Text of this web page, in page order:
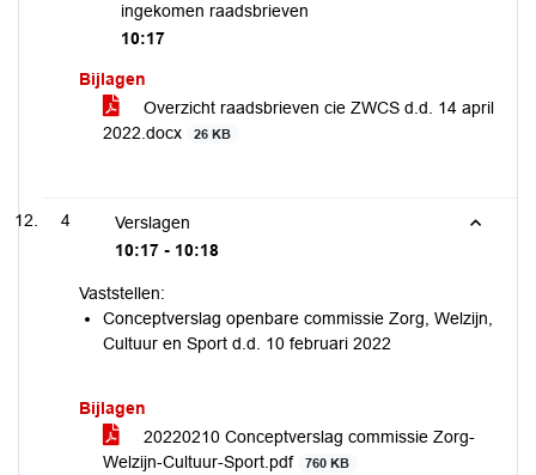
ingekomen raadsbrieven
10:17
Bijlagen
Overzicht raadsbrieven cie ZWCS d.d. 14 april
2022.docx
26 KB
4
Verslagen
10:17 - 10:18
Vaststellen:
Conceptverslag openbare commissie Zorg, Welzijn,
Cultuur en Sport d.d. 10 februari 2022
Bijlagen
20220210 Conceptverslag commissie Zorg-
Welzijn-Cultuur-Sport.pdf
760 KB